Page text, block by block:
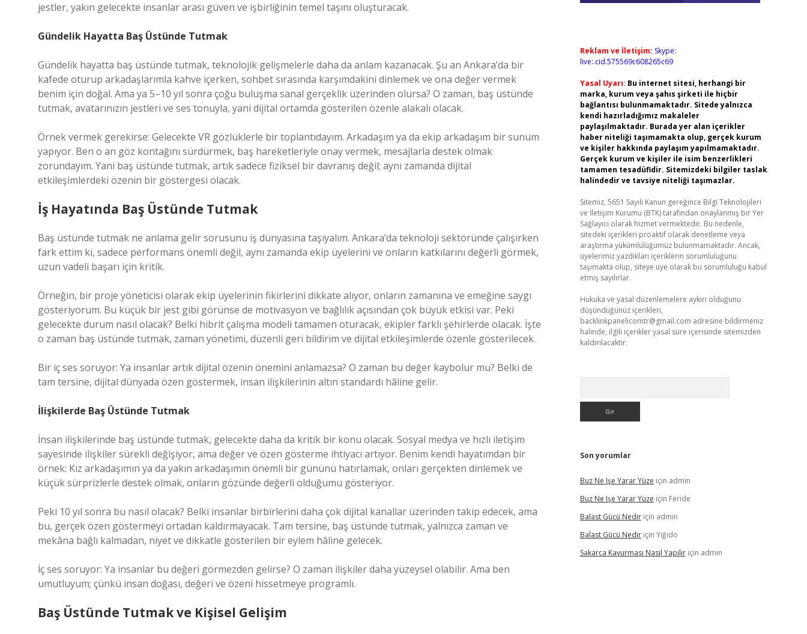
jestler, yakın gelecekte insanlar arası güven ve işbirliğinin temel taşını oluşturacak.
Gündelik Hayatta Baş Üstünde Tutmak
Gündelik hayatta baş üstünde tutmak, teknolojik gelişmelerle daha da anlam kazanacak. Şu an Ankara’da bir
kafede oturup arkadaşlarımla kahve içerken, sohbet sırasında karşımdakini dinlemek ve ona değer vermek
benim için doğal. Ama ya 5–10 yıl sonra çoğu buluşma sanal gerçeklik üzerinden olursa? O zaman, baş üstünde
tutmak, avatarınızın jestleri ve ses tonuyla, yani dijital ortamda gösterilen özenle alakalı olacak.
Örnek vermek gerekirse: Gelecekte VR gözlüklerle bir toplantıdayım. Arkadaşım ya da ekip arkadaşım bir sunum
yapıyor. Ben o an göz kontağını sürdürmek, baş hareketleriyle onay vermek, mesajlarla destek olmak
zorundayım. Yani baş üstünde tutmak, artık sadece fiziksel bir davranış değil; aynı zamanda dijital
etkileşimlerdeki özenin bir göstergesi olacak.
İş Hayatında Baş Üstünde Tutmak
Baş üstünde tutmak ne anlama gelir sorusunu iş dünyasına taşıyalım. Ankara’da teknoloji sektöründe çalışırken
fark ettim ki, sadece performans önemli değil, aynı zamanda ekip üyelerini ve onların katkılarını değerli görmek,
uzun vadeli başarı için kritik.
Örneğin, bir proje yöneticisi olarak ekip üyelerinin fikirlerini dikkate alıyor, onların zamanına ve emeğine saygı
gösteriyorum. Bu küçük bir jest gibi görünse de motivasyon ve bağlılık açısından çok büyük etkisi var. Peki
gelecekte durum nasıl olacak? Belki hibrit çalışma modeli tamamen oturacak, ekipler farklı şehirlerde olacak. İşte
o zaman baş üstünde tutmak, zaman yönetimi, düzenli geri bildirim ve dijital etkileşimlerde özenle gösterilecek.
Bir iç ses soruyor: Ya insanlar artık dijital özenin önemini anlamazsa? O zaman bu değer kaybolur mu? Belki de
tam tersine, dijital dünyada özen göstermek, insan ilişkilerinin altın standardı hâline gelir.
İlişkilerde Baş Üstünde Tutmak
İnsan ilişkilerinde baş üstünde tutmak, gelecekte daha da kritik bir konu olacak. Sosyal medya ve hızlı iletişim
sayesinde ilişkiler sürekli değişiyor, ama değer ve özen gösterme ihtiyacı artıyor. Benim kendi hayatımdan bir
örnek: Kız arkadaşımın ya da yakın arkadaşımın önemli bir gününü hatırlamak, onları gerçekten dinlemek ve
küçük sürprizlerle destek olmak, onların gözünde değerli olduğumu gösteriyor.
Peki 10 yıl sonra bu nasıl olacak? Belki insanlar birbirlerini daha çok dijital kanallar üzerinden takip edecek, ama
bu, gerçek özen göstermeyi ortadan kaldırmayacak. Tam tersine, baş üstünde tutmak, yalnızca zaman ve
mekâna bağlı kalmadan, niyet ve dikkatle gösterilen bir eylem hâline gelecek.
İç ses soruyor: Ya insanlar bu değeri görmezden gelirse? O zaman ilişkiler daha yüzeysel olabilir. Ama ben
umutluyum; çünkü insan doğası, değeri ve özeni hissetmeye programlı.
Baş Üstünde Tutmak ve Kişisel Gelişim
Reklam ve İletişim: Skype:
live:.cid.575569c608265c69
Yasal Uyarı: Bu internet sitesi, herhangi bir
marka, kurum veya şahıs şirketi ile hiçbir
bağlantısı bulunmamaktadır. Sitede yalnızca
kendi hazırladığımız makaleler
paylaşılmaktadır. Burada yer alan içerikler
haber niteliği taşımamakta olup, gerçek kurum
ve kişiler hakkında paylaşım yapılmamaktadır.
Gerçek kurum ve kişiler ile isim benzerlikleri
tamamen tesadüfidir. Sitemizdeki bilgiler taslak
halindedir ve tavsiye niteliği taşımazlar.
Sitemiz, 5651 Sayılı Kanun gereğince Bilgi Teknolojileri
ve İletişim Kurumu (BTK) tarafından onaylanmış bir Yer
Sağlayıcı olarak hizmet vermektedir. Bu nedenle,
sitedeki içerikleri proaktif olarak denetleme veya
araştırma yükümlülüğümüz bulunmamaktadır. Ancak,
üyelerimiz yazdıkları içeriklerin sorumluluğunu
taşımakta olup, siteye üye olarak bu sorumluluğu kabul
etmiş sayılırlar.
Hukuka ve yasal düzenlemelere aykırı olduğunu
düşündüğünüz içerikleri,
backlinkpanelicomtr@gmail.com adresine bildirmeniz
halinde, ilgili içerikler yasal süre içerisinde sitemizden
kaldırılacaktır.
Son yorumlar
Buz Ne Işe Yarar Yüze için admin
Buz Ne Işe Yarar Yüze için Feride
Balast Gücü Nediriçin admin
Balast Gücü Nediriçin Yiğido
Sakarca Kavurması Nasıl Yapılıriçin admin